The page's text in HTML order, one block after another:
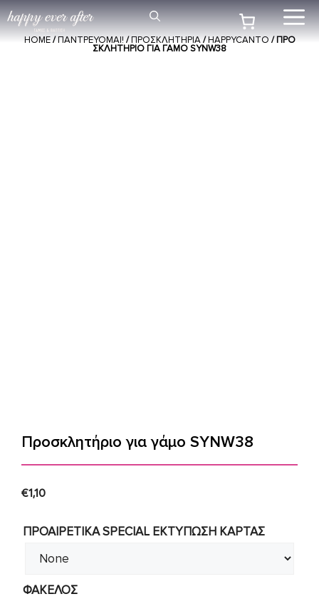
Μετάβαση
σε
περιεχόμενο
HOME/ΠΑΝΤΡΕΥΟΜΑΙ!/ΠΡΟΣΚΛΗΤΉΡΙΑ/HAPPYCANTO/ ΠΡΟ
ΣΚΛΗΤΉΡΙΟ ΓΙΑ ΓΆΜΟ SYNW38
Προσκλητήριο για γάμο SYNW38
€1,10
ΠΡΟΑΙΡΕΤΙΚΑ SPECIAL ΕΚΤΥΠΩΣΗ KAΡΤΑΣ
ΦΑΚΕΛΟΣ